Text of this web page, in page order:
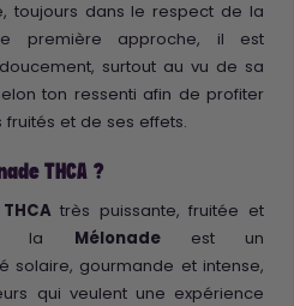
toujours dans le respect de la
première approche, il est
surtout au vu de sa
ton ressenti afin de profiter
et de ses effets.
THCA ?
très puissante, fruitée et
la Mélonadeest un
solaire, gourmande et intense,
qui veulent une expérience